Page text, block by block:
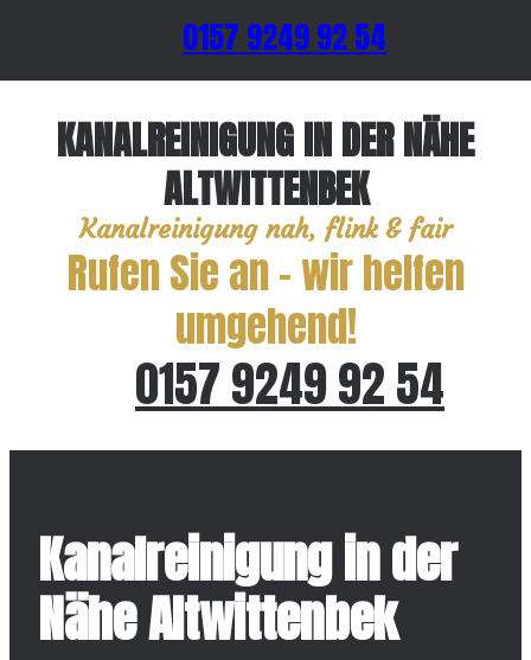
0157 9249 92 54
KANALREINIGUNG IN DER NÄHE
ALTWITTENBEK
Kanalreinigung nah, flink & fair
Rufen Sie an – wir helfen
umgehend!
0157 9249 92 54
Kanalreinigung in der
Nähe Altwittenbek